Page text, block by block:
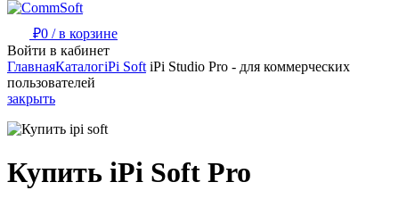
₽0 / в корзине
Войти в кабинет
ГлавнаяКаталогiPi Soft iPi Studio Pro - для коммерческих
пользователей
закрыть
Купить iPi Soft Pro